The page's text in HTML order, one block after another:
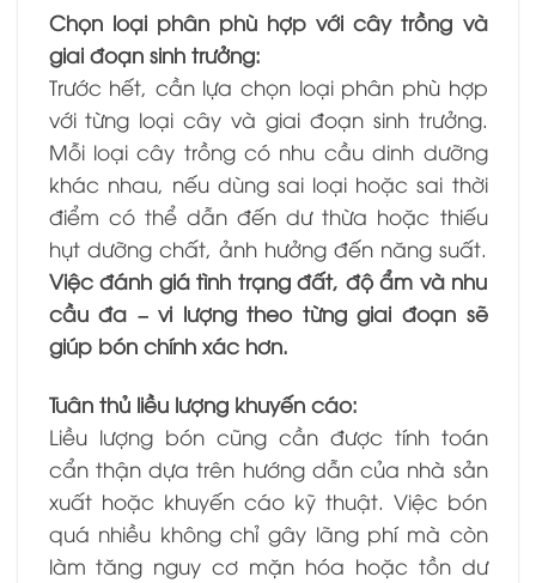
Chọn loại phân phù hợp với cây trồng và
giai đoạn sinh trưởng:
Trước hết, cần lựa chọn loại phân phù hợp
với từng loại cây và giai đoạn sinh trưởng.
Mỗi loại cây trồng có nhu cầu dinh dưỡng
khác nhau, nếu dùng sai loại hoặc sai thời
điểm có thể dẫn đến dư thừa hoặc thiếu
hụt dưỡng chất, ảnh hưởng đến năng suất.
Việc đánh giá tình trạng đất, độ ẩm và nhu
cầu đa – vi lượng theo từng giai đoạn sẽ
giúp bón chính xác hơn.
Tuân thủ liều lượng khuyến cáo:
Liều lượng bón cũng cần được tính toán
cẩn thận dựa trên hướng dẫn của nhà sản
xuất hoặc khuyến cáo kỹ thuật. Việc bón
quá nhiều không chỉ gây lãng phí mà còn
làm tăng nguy cơ mặn hóa hoặc tồn dư